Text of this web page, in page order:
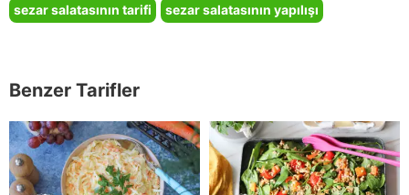
sezar salatasının tarifi
sezar salatasının yapılışı
Benzer Tarifler